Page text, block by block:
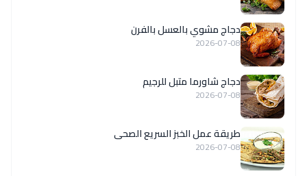
دجاج مشوي بالعسل بالفرن
2026-07-08
دجاج شاورما متبل للرجيم
2026-07-08
طريقة عمل الخبز السريع الصحى
2026-07-08